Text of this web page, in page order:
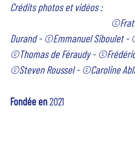
Crédits photos
©Fratries -
Durand - ©Emmanuel Siboulet -
©Thomas de Féraudy -
©Steven Roussel - ©Caroline
Fondée en2021